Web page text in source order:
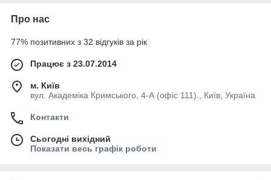
Про нас
77% позитивних з 32 відгуків за рік
Працює з 23.07.2014
м. Київ
вул. Академіка Кримського, 4-А (офіс 111)., Київ, Україна
Контакти
Сьогодні вихідний
Показати весь графік роботи